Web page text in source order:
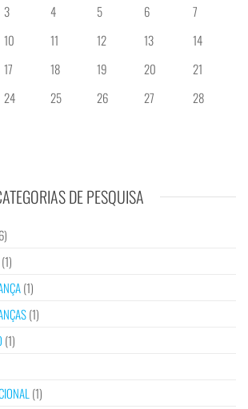
3 4 5 6
7
10 11 12 13
14
17 18 19 20
21
24 25 26 27
28
DE PESQUISA
(1)
(1)
(1)
(1)
(1)